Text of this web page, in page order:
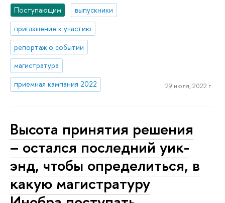
Поступающим
выпускники
приглашение к участию
репортаж о событии
магистратура
приемная кампания 2022
29 июля, 2022 г.
Высота принятия решения
– остался последний уик-
энд, чтобы определиться, в
какую магистратуру